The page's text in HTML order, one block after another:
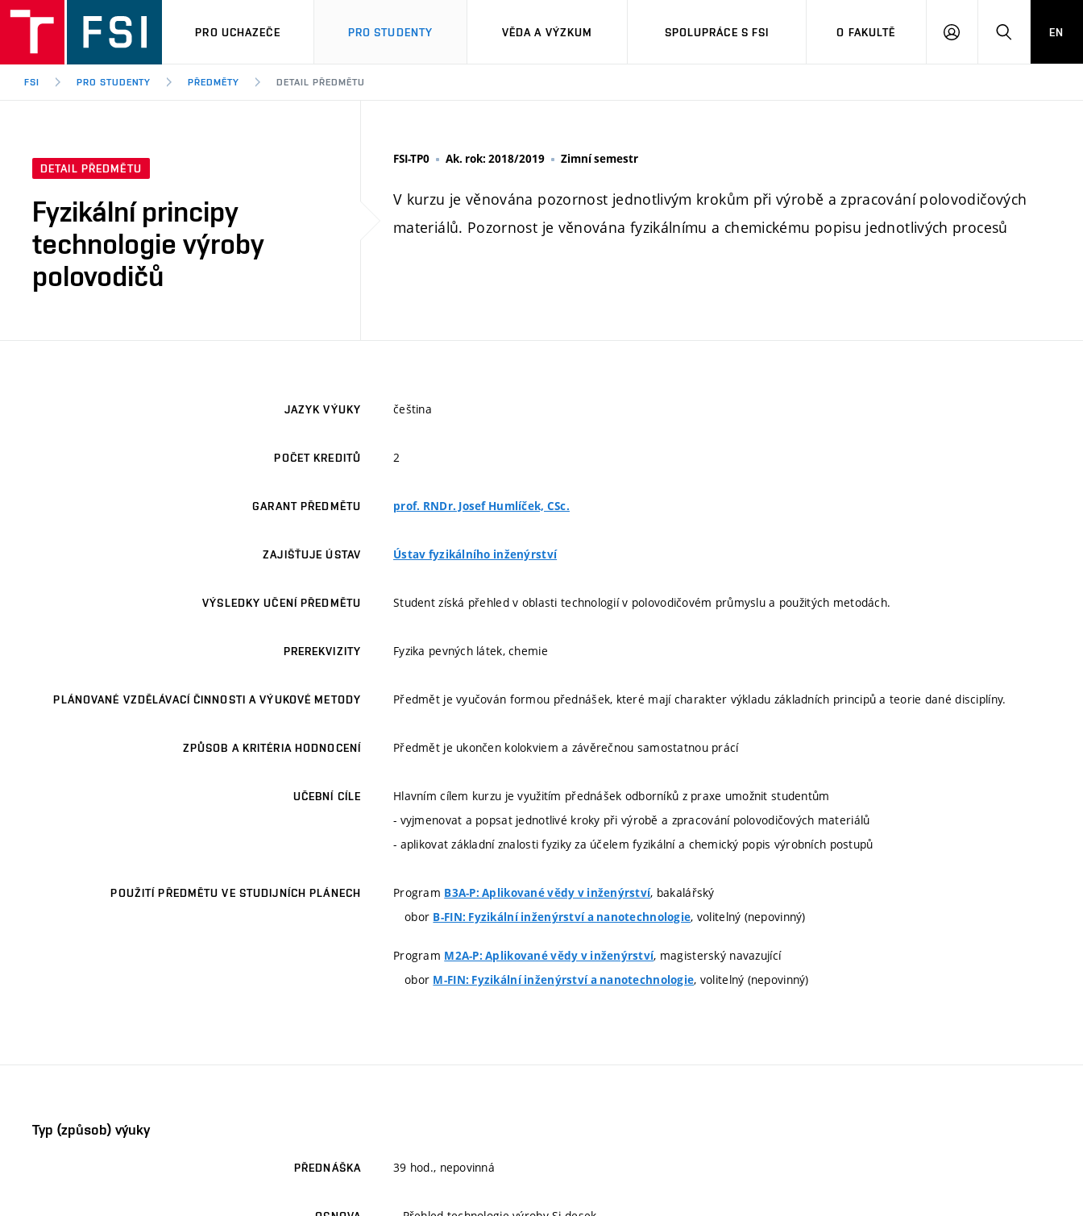
PRO UCHAZEČE PRO STUDENTY VĚDA A VÝZKUM SPOLUPRÁCE S FSI O FAKULTĚ
PŘIHLÁŠENÍHLEDAT
EN
FSI PRO STUDENTY PŘEDMĚTY DETAIL PŘEDMĚTU
DETAIL PŘEDMĚTU
Fyzikální principy
technologie výroby
polovodičů
FSI-TP0 Ak. rok: 2018/2019 Zimní semestr
V kurzu je věnována pozornost jednotlivým krokům při výrobě a zpracování polovodičových
materiálů. Pozornost je věnována fyzikálnímu a chemickému popisu jednotlivých procesů
JAZYK VÝUKY čeština
POČET KREDITŮ 2
GARANT PŘEDMĚTU prof. RNDr. Josef Humlíček, CSc.
ZAJIŠŤUJE ÚSTAV Ústav fyzikálního inženýrství
VÝSLEDKY UČENÍ PŘEDMĚTU Student získá přehled v oblasti technologií v polovodičovém průmyslu a použitých metodách.
PREREKVIZITY Fyzika pevných látek, chemie
PLÁNOVANÉ VZDĚLÁVACÍ ČINNOSTI A VÝUKOVÉ METODY Předmět je vyučován formou přednášek, které mají charakter výkladu základních principů a teorie dané disciplíny.
ZPŮSOB A KRITÉRIA HODNOCENÍ Předmět je ukončen kolokviem a závěrečnou samostatnou prácí
UČEBNÍ CÍLE
Hlavním cílem kurzu je využitím přednášek odborníků z praxe umožnit studentům
- vyjmenovat a popsat jednotlivé kroky při výrobě a zpracování polovodičových materiálů
- aplikovat základní znalosti fyziky za účelem fyzikální a chemický popis výrobních postupů
POUŽITÍ PŘEDMĚTU VE STUDIJNÍCH PLÁNECH Program B3A-P: Aplikované vědy v inženýrství, bakalářský
obor B-FIN: Fyzikální inženýrství a nanotechnologie, volitelný (nepovinný)
Program M2A-P: Aplikované vědy v inženýrství, magisterský navazující
obor M-FIN: Fyzikální inženýrství a nanotechnologie, volitelný (nepovinný)
Typ (způsob) výuky
PŘEDNÁŠKA 39 hod., nepovinná